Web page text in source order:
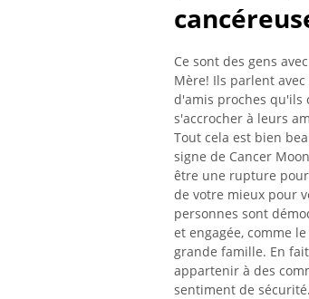
Ce sont des gens
Mère! Ils parlent
d'amis proches qu'ils
s'accrocher à leurs
Tout cela est bien
signe de Cancer
être une rupture
de votre mieux pour
personnes sont
et engagée, comme
grande famille. En
appartenir à des
sentiment de sécurité.